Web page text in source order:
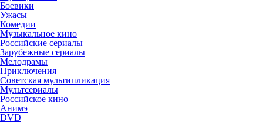
Боевики
Ужасы
Комедии
Музыкальное кино
Российские сериалы
Зарубежные сериалы
Мелодрамы
Приключения
Советская мультипликация
Мультсериалы
Российское кино
Анимэ
DVD